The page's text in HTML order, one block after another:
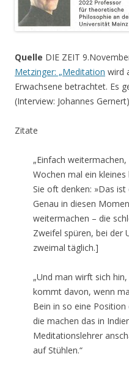
Quelle DIE ZEIT
Metzinger: „Meditation wird
Erwachsene betrachtet. Es
(Interview: Johannes Gernert)
Zitate
„Einfach
Wochen mal ein
Sie oft denken: »Das
Genau in diesen
weitermachen – die
Zweifel spüren, bei der
zweimal täglich.]
„Und man wirft sich
kommt davon, wenn
Bein in so eine
die machen das in
Meditationslehrer
auf Stühlen.“